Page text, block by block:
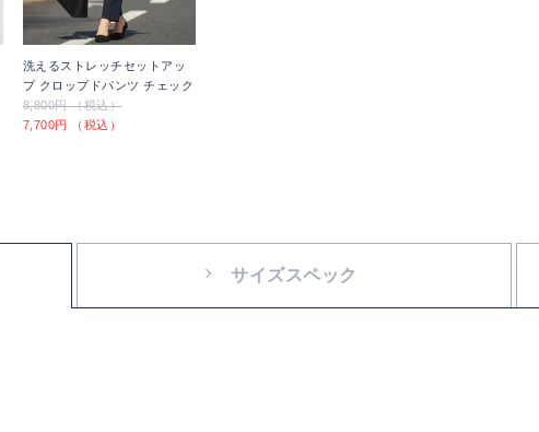
洗えるストレッチセットアッ
プ クロップドパンツ チェック
8,800円 （税込）
7,700円 （税込）
サイズスペック